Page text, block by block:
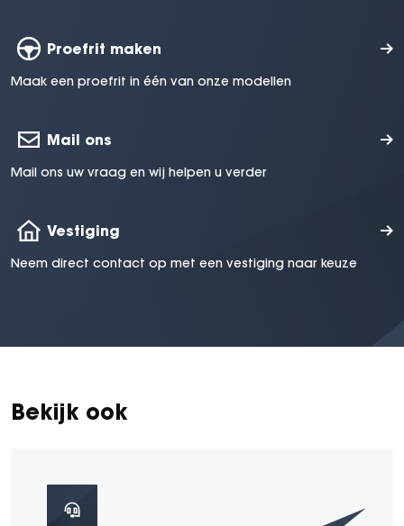
Proefrit maken
Maak een proefrit in één van onze modellen
Mail ons
Mail ons uw vraag en wij helpen u verder
Vestiging
Neem direct contact op met een vestiging naar keuze
Bekijk ook